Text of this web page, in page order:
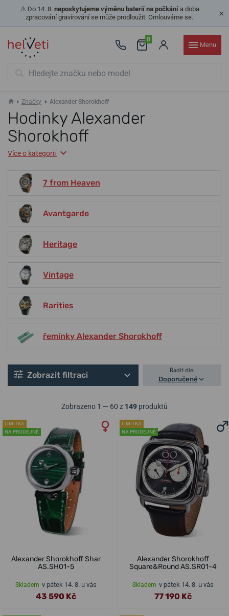
⚠️ Do 14. 8. neposkytujeme výměnu baterií na počkánía doba
zpracování gravírování se může prodloužit. Omlouváme se.
0
Menu
Značky Alexander Shorokhoff
Hodinky Alexander
Shorokhoff
Více o kategorii
7 from Heaven
Avantgarde
Heritage
Vintage
Rarities
řemínky Alexander Shorokhoff
Zobrazit filtraci Řadit dle:
Doporučené
Zobrazeno 1 — 60 z 149 produktů
LIMITKA
NA PRODEJNĚ
Alexander Shorokhoff Shar
AS.SH01-5
Skladem v pátek 14. 8. u vás
43 590 Kč
LIMITKA
NA PRODEJNĚ
Alexander Shorokhoff
Square&Round AS.SR01-4
Skladem v pátek 14. 8. u vás
77 190 Kč